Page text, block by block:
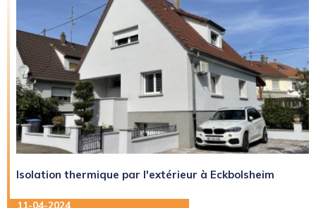
Isolation thermique par l'extérieur à Eckbolsheim
11-04-2024